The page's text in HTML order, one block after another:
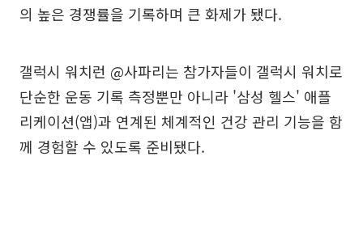
의 높은 경쟁률을 기록하며 큰 화제가 됐다.
갤럭시 워치런 @사파리는 참가자들이 갤럭시 워치로
단순한 운동 기록 측정뿐만 아니라 '삼성 헬스' 애플
리케이션(앱)과 연계된 체계적인 건강 관리 기능을 함
께 경험할 수 있도록 준비됐다.